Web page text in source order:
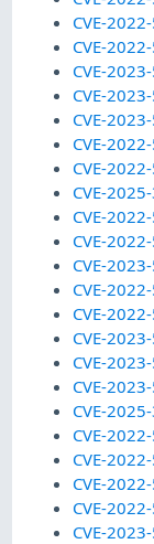
CVE-
CVE-
CVE-
CVE-
CVE-
CVE-
CVE-
CVE-
CVE-
CVE-
CVE-
CVE-
CVE-
CVE-
CVE-
CVE-
CVE-
CVE-
CVE-
CVE-
CVE-
CVE-